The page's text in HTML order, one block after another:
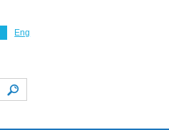
Eng